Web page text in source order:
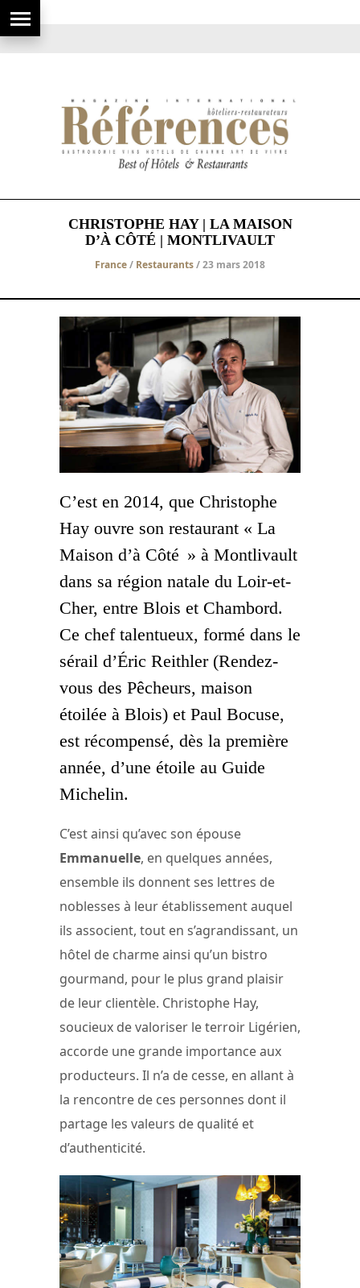
CHRISTOPHE HAY | LA MAISON
D’À CÔTÉ | MONTLIVAULT
France/ Restaurants/ 23 mars 2018
C’est en 2014, que Christophe
Hay ouvre son restaurant « La
Maison d’à Côté » à Montlivault
dans sa région natale du Loir-et-
Cher, entre Blois et Chambord.
Ce chef talentueux, formé dans le
sérail d’Éric Reithler (Rendez-
vous des Pêcheurs, maison
étoilée à Blois) et Paul Bocuse,
est récompensé, dès la première
année, d’une étoile au Guide
Michelin.
C’est ainsi qu’avec son épouse
Emmanuelle, en quelques années,
ensemble ils donnent ses lettres de
noblesses à leur établissement auquel
ils associent, tout en s’agrandissant, un
hôtel de charme ainsi qu’un bistro
gourmand, pour le plus grand plaisir
de leur clientèle. Christophe Hay,
soucieux de valoriser le terroir Ligérien,
accorde une grande importance aux
producteurs. Il n’a de cesse, en allant à
la rencontre de ces personnes dont il
partage les valeurs de qualité et
d’authenticité.